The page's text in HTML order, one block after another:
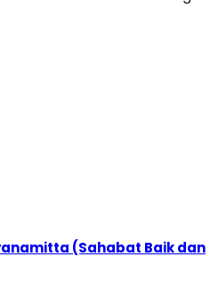
(Sahabat Baik dan